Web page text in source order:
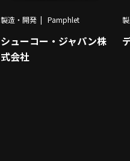
製造・開発 Pamphlet
シューコー・ジャパン株
式会社